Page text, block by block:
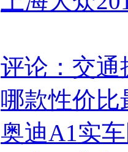
评论：交通
哪款性价比
奥迪A1实